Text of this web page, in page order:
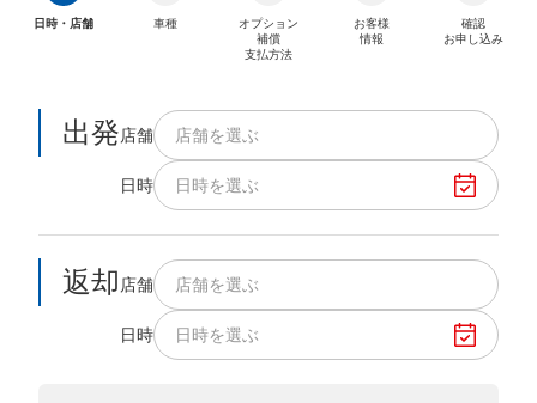
日時・店舗 車種
オプション
補償
支払方法
お客様
情報
確認
お申し込み
出発店舗 店舗を選ぶ
日時 日時を選ぶ
返却 店舗 店舗を選ぶ
日時 日時を選ぶ